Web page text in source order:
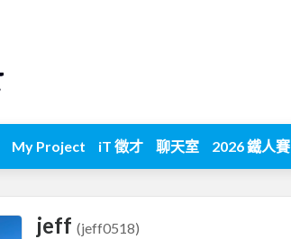
My Project iT 徵才 聊天室 2026 鐵人賽
jeff (jeff0518)